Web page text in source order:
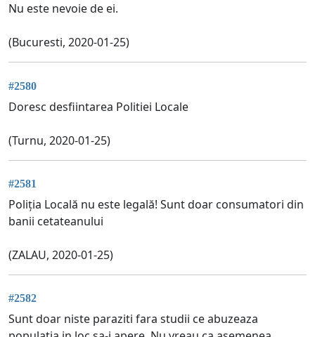
Nu este nevoie de ei.
(Bucuresti, 2020-01-25)
#2580
Doresc desfiintarea Politiei Locale
(Turnu, 2020-01-25)
#2581
Poliția Locală nu este legală! Sunt doar consumatori din
banii cetateanului
(ZALAU, 2020-01-25)
#2582
Sunt doar niste paraziti fara studii ce abuzeaza